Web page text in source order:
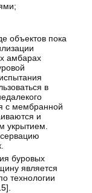
объектов пока
амбарах
в
с мембранной
и
укрытием.
буровых
является
технологии
].